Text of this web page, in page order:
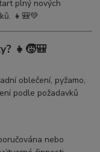
plný nových
👧🎒💚
👧🧒🎒
oblečení, pyžamo,
podle požadavků
nebo